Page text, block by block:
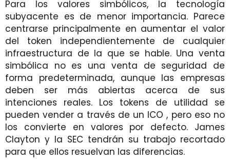
Para los valores simbólicos, la tecnología
subyacente es de menor importancia. Parece
centrarse principalmente en aumentar el valor
del token independientemente de cualquier
infraestructura de la que se hable. Una venta
simbólica no es una venta de seguridad de
forma predeterminada, aunque las empresas
deben ser más abiertas acerca de sus
intenciones reales. Los tokens de utilidad se
pueden vender a través de un ICO , pero eso no
los convierte en valores por defecto. James
Clayton y la SEC tendrán su trabajo recortado
para que ellos resuelvan las diferencias.